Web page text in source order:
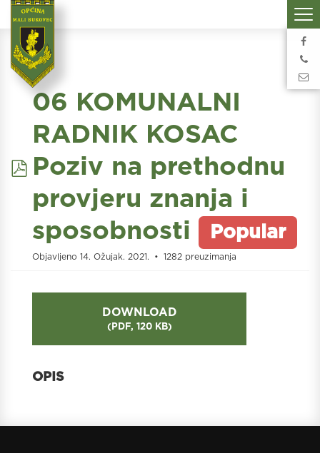
pdf
06 KOMUNALNI
RADNIK KOSAC
Poziv na prethodnu
provjeru znanja i
sposobnosti
Popular
Objavljeno 14. Ožujak. 2021. 1282 preuzimanja
DOWNLOAD
( PDF, 120 KB)